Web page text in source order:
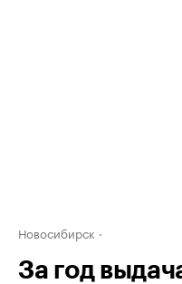
Новосибирск
За год